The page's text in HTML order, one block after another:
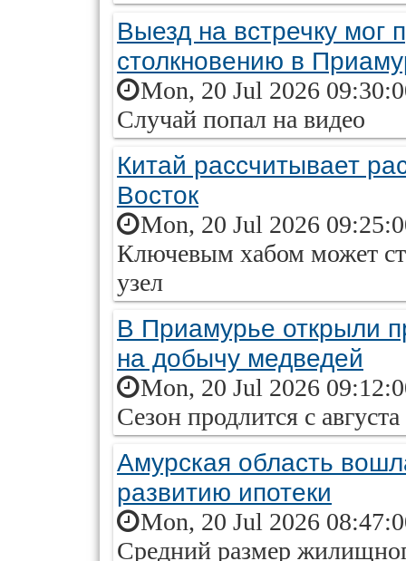
Выезд на встречку мог
столкновению в
Mon, 20 Jul 2026
Случай попал на видео
Китай рассчитывает
Восток
Mon, 20 Jul 2026
Ключевым хабом может
узел
В Приамурье открыли
на добычу медведей
Mon, 20 Jul 2026
Сезон продлится с
Амурская область
развитию ипотеки
Mon, 20 Jul 2026
Средний размер